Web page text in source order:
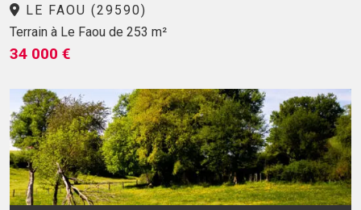
LE FAOU (29590)
Terrain à Le Faou de 253 m²
34 000 €